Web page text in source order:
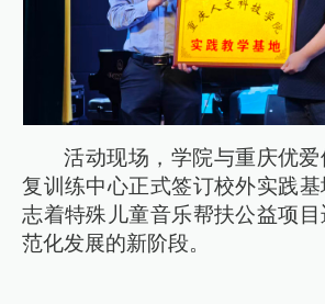
活动现场，学院与重庆优
复训练中心正式签订校外实践
志着特殊儿童音乐帮扶公益项
范化发展的新阶段。